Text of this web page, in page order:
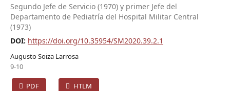
Segundo Jefe de Servicio (1970) y primer Jefe del
Departamento de Pediatría del Hospital Militar Central
(1973)
DOI: https://doi.org/10.35954/SM2020.39.2.1
Augusto Soiza Larrosa
9-10
PDF HTLM